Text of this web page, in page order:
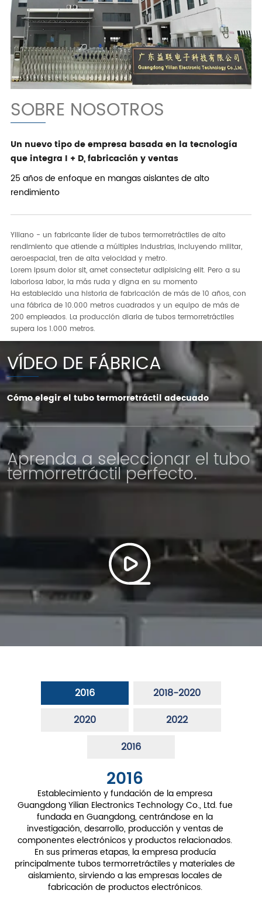
SOBRE NOSOTROS
Un nuevo tipo de empresa basada en la tecnología
que integra I + D, fabricación y ventas
25 años de enfoque en mangas aislantes de alto
rendimiento
Yiliano - un fabricante líder de tubos termorretráctiles de alto
rendimiento que atiende a múltiples industrias, incluyendo militar,
aeroespacial, tren de alta velocidad y metro.
Lorem ipsum dolor sit, amet consectetur adipisicing elit. Pero a su
laboriosa labor, la más ruda y digna en su momento
Ha establecido una historia de fabricación de más de 10 años, con
una fábrica de 10.000 metros cuadrados y un equipo de más de
200 empleados. La producción diaria de tubos termorretráctiles
supera los 1.000 metros.
VÍDEO DE FÁBRICA
Cómo elegir el tubo termorretráctil adecuado
Aprenda a seleccionar el tubo
termorretráctil perfecto.
2016
2018-2020
2020
2022
2016
2016
Establecimiento y fundación de la empresa
Guangdong Yilian Electronics Technology Co., Ltd. fue
fundada en Guangdong, centrándose en la
investigación, desarrollo, producción y ventas de
componentes electrónicos y productos relacionados.
En sus primeras etapas, la empresa producía
principalmente tubos termorretráctiles y materiales de
aislamiento, sirviendo a las empresas locales de
fabricación de productos electrónicos.